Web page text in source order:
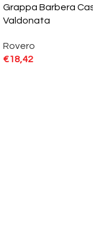
Grappa Barbera
Valdonata
Rovero
€18,42